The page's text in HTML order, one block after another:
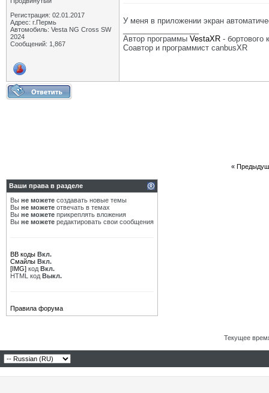
Регистрация: 02.01.2017
Адрес: г.Пермь
Автомобиль: Vesta NG Cross SW
2024
Сообщений: 1,867
У меня в приложении экран
Автор программы VestaXR - бортового
Соавтор и программист canbusXR
«
Ваши права в разделе
Вы не можете создавать новые темы
Вы не можете отвечать в темах
Вы не можете прикреплять вложения
Вы не можете редактировать свои сообщения
BB коды Вкл.
Смайлы Вкл.
[IMG] код Вкл.
HTML код Выкл.
Правила форума
Текущее